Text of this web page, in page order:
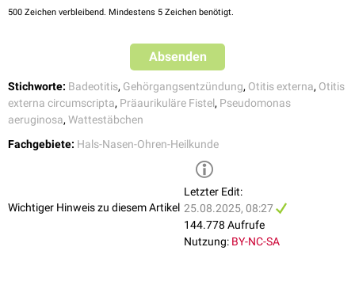
500 Zeichen verbleibend. Mindestens 5 Zeichen benötigt.
Absenden
Stichworte: Badeotitis, Gehörgangsentzündung, Otitis externa, Otitis
externa circumscripta, Präaurikuläre Fistel, Pseudomonas
aeruginosa, Wattestäbchen
Fachgebiete: Hals-Nasen-Ohren-Heilkunde
Wichtiger Hinweis zu diesem Artikel
Letzter Edit:
25.08.2025, 08:27
144.778 Aufrufe
Nutzung: BY-NC-SA